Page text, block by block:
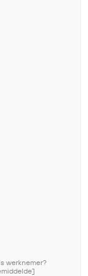
werknemer?